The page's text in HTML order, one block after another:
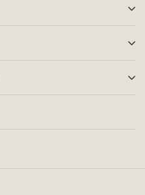
ส
เม
ส
เม
ส
เม